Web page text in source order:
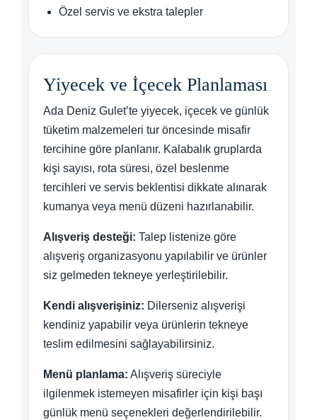
Özel servis ve ekstra talepler
Yiyecek ve İçecek Planlaması
Ada Deniz Gulet’te yiyecek, içecek ve günlük
tüketim malzemeleri tur öncesinde misafir
tercihine göre planlanır. Kalabalık gruplarda
kişi sayısı, rota süresi, özel beslenme
tercihleri ve servis beklentisi dikkate alınarak
kumanya veya menü düzeni hazırlanabilir.
Alışveriş desteği: Talep listenize göre
alışveriş organizasyonu yapılabilir ve ürünler
siz gelmeden tekneye yerleştirilebilir.
Kendi alışverişiniz: Dilerseniz alışverişi
kendiniz yapabilir veya ürünlerin tekneye
teslim edilmesini sağlayabilirsiniz.
Menü planlama: Alışveriş süreciyle
ilgilenmek istemeyen misafirler için kişi başı
günlük menü seçenekleri değerlendirilebilir.